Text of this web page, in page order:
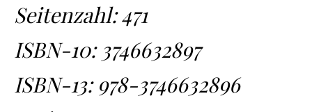
Seitenzahl: 471
ISBN-10: 3746632897
ISBN-13: 978-3746632896